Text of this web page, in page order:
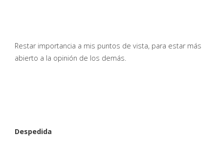
Restar importancia a mis puntos de vista, para estar más
abierto a la opinión de los demás.
Despedida